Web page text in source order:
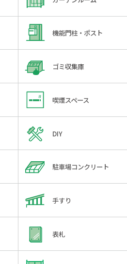
機能門柱・ポスト
ゴミ収集庫
喫煙スペース
DIY
駐車場コンクリート
手すり
表札